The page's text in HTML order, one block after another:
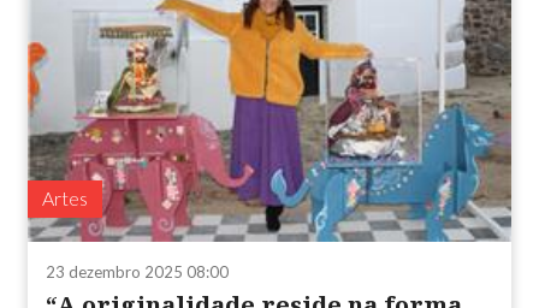
Artes
23 dezembro 2025 08:00